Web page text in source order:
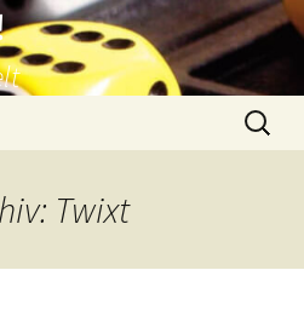
Suchen
nach:
Twixt